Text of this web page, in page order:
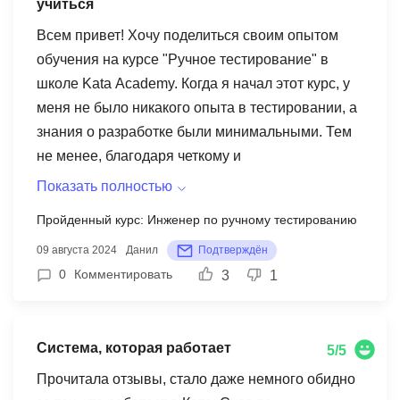
учиться
Всем привет! Хочу поделиться своим опытом
обучения на курсе "Ручное тестирование" в
школе Kata Academy. Когда я начал этот курс, у
меня не было никакого опыта в тестировании, а
знания о разработке были минимальными. Тем
не менее, благодаря четкому и
структурированному подходу к обучению, я смог
которые требуются для работы в этой сфере.
Сам курс оказался довольно интенсивным, но
при этом доступным для понимания. Каждый
только усваивать теорию, но и применять её на
практике. Мне очень понравилось, что у нас был
ментор, который всегда был готов помочь и
Показать полностью
Пройденный курс: Инженер по ручному тестированию
09 августа 2024 Данил Подтверждён
0 Комментировать 3 1
Система, которая работает
5/5
Прочитала отзывы, стало даже немного обидно